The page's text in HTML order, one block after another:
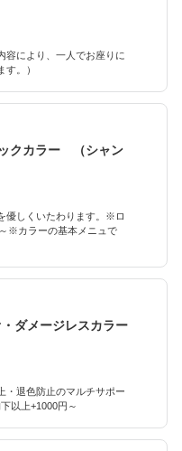
容により、一人でお座りに
。）
クカラー （シャン
優しくいたわります。※ロ
※カラーの基本メニュで
ダメージレスカラー
・退色防止のマルチサポー
以上+1000円～